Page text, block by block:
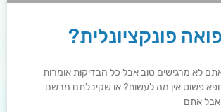
פונקציונלית?
לא מרגישים טוב אבל כל הבדיקות אומרות
פשוט אין מה לעשות? או שקיבלתם מרשם
אבל אתם